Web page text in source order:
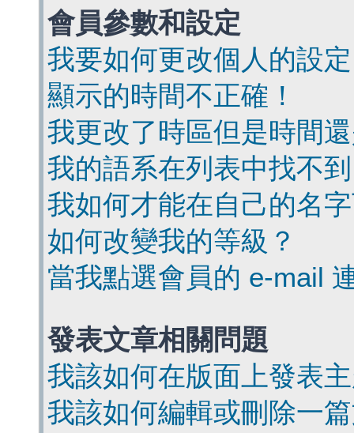
會員參數和設定
我要如何更改個人的設
顯示的時間不正確！
我更改了時區但是時間
我的語系在列表中找不
我如何才能在自己的名
如何改變我的等級？
當我點選會員的 e-mail
發表文章相關問題
我該如何在版面上發表
我該如何編輯或刪除一